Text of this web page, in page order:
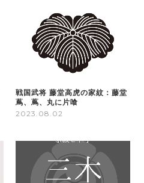
戦国武将 藤堂高虎の家紋：藤堂
蔦、蔦、丸に片喰
2023.08.02